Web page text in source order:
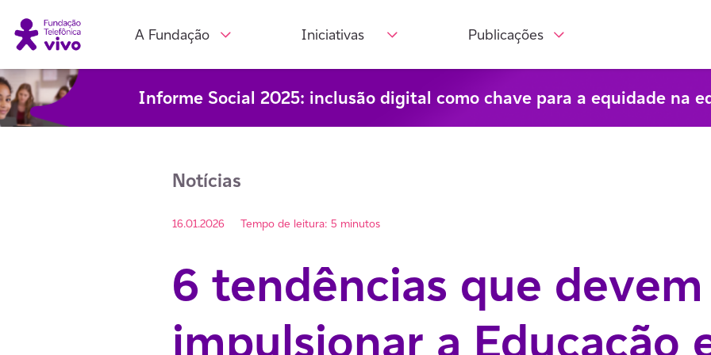
Informe Social 2025: inclusão digital como chave para a equidade na
A Fundação Iniciativas Publicações
Notícias
16.01.2026 Tempo de leitura: 5 minutos
6 tendências que devem
impulsionar a Educação